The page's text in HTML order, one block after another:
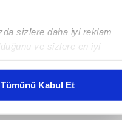
sizlere daha iyi reklam
ve sizlere en iyi
Tümünü Kabul Et